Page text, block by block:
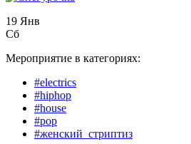
19 Янв
Сб
Мероприятие в категориях:
#electrics
#hiphop
#house
#pop
#женский_стриптиз